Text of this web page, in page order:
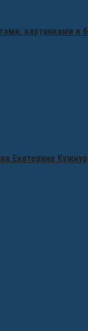
картинками и
Екатерина